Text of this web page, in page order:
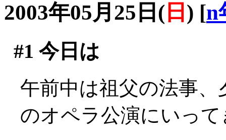
2003年05月25日( 日 ) [n
#1 今日は
午前中は祖父の法事
のオペラ公演にいっ